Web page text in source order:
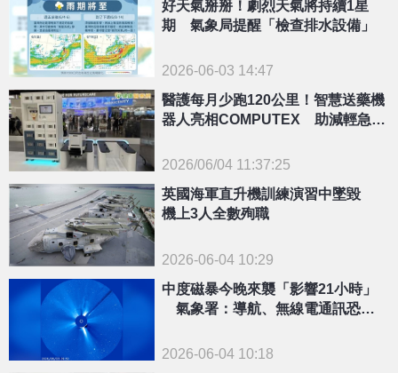
好天氣掰掰！劇烈天氣將持續1星
期 氣象局提醒「檢查排水設備」
2026-06-03 14:47
{PLAYICON}
醫護每月少跑120公里！智慧送藥機
器人亮相COMPUTEX 助減輕急診
2026/06/04 11:37:25
英國海軍直升機訓練演習中墜毀
機上3人全數殉職
2026-06-04 10:29
中度磁暴今晚來襲「影響21小時」
氣象署：導航、無線電通訊恐短
2026-06-04 10:18